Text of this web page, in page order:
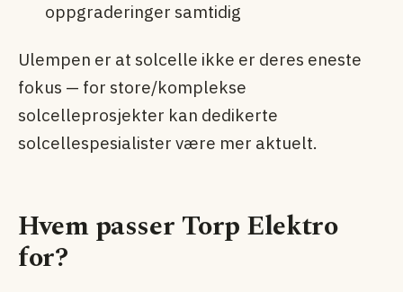
oppgraderinger samtidig
Ulempen er at solcelle ikke er deres eneste
fokus — for store/komplekse
solcelleprosjekter kan dedikerte
solcellespesialister være mer aktuelt.
Hvem passer Torp Elektro
for?